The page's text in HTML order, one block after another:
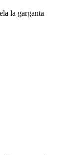
la garganta